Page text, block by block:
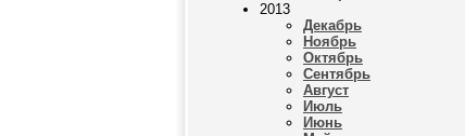
2013
Декабрь
Ноябрь
Октябрь
Сентябрь
Август
Июль
Июнь